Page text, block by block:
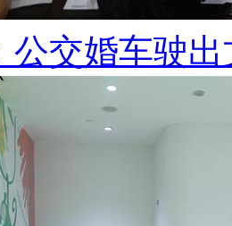
公交婚车驶